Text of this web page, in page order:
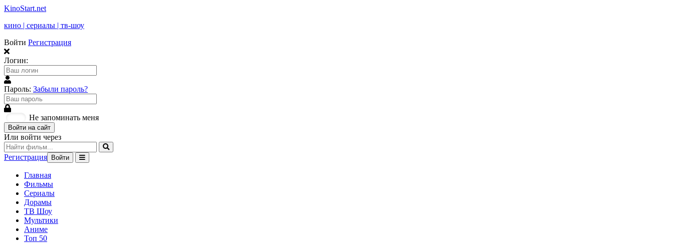
KinoStart.net
кино | сериалы | тв-шоу
Войти Регистрация
Логин:
Пароль: Забыли пароль?
Не запоминать меня
Войти на сайт
Или войти через
Регистрация Войти
Главная
Фильмы
Сериалы
Дорамы
ТВ Шоу
Мультики
Аниме
Топ 50